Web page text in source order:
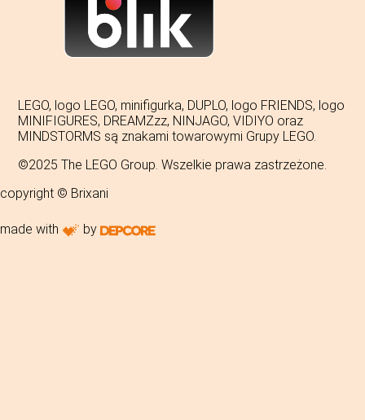
LEGO, logo LEGO, minifigurka, DUPLO, logo FRIENDS, logo
MINIFIGURES, DREAMZzz, NINJAGO, VIDIYO oraz
MINDSTORMS są znakami towarowymi Grupy LEGO.
©2025 The LEGO Group. Wszelkie prawa zastrzeżone.
copyright © Brixani
made with by